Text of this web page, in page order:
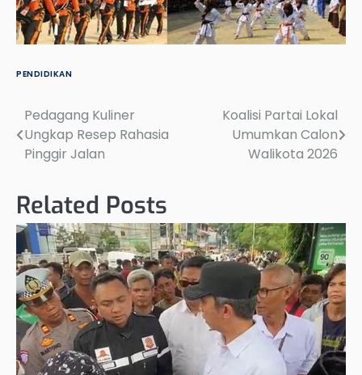
PENDIDIKAN
Post
navigation
Pedagang Kuliner
Ungkap Resep Rahasia
Pinggir Jalan
Koalisi Partai Lokal
Umumkan Calon
Walikota 2026
Related Posts